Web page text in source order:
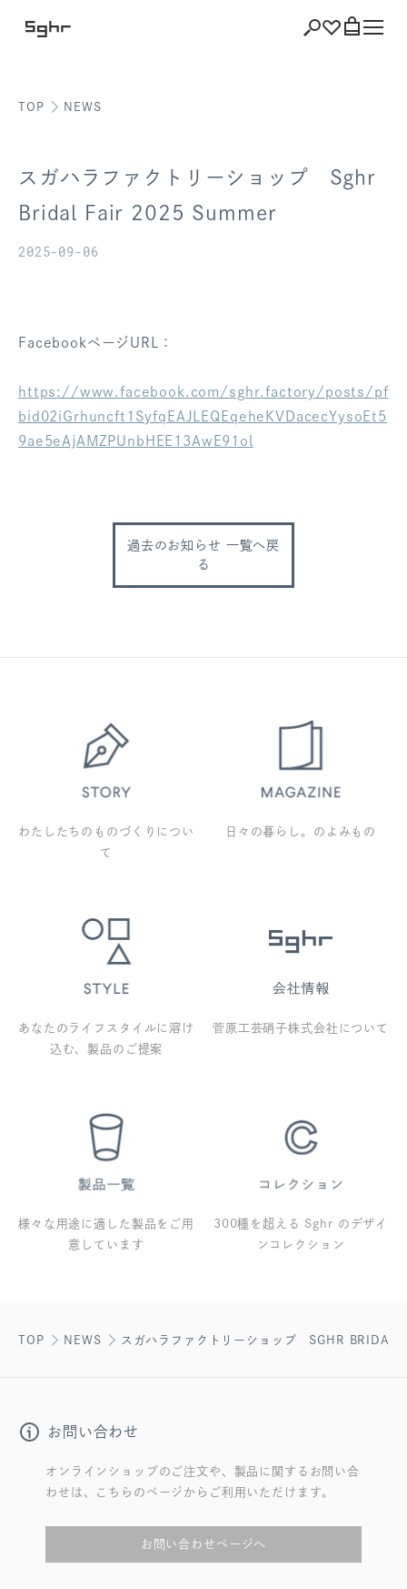
ショッピング バッグを見る
お気に入り
ログアウト
TOP NEWS
スガハラファクトリーショップ Sghr
Bridal Fair 2025 Summer
2025-09-06
FacebookページURL：
https://www.facebook.com/sghr.factory/posts/pf
bid02iGrhuncft1SyfqEAJLEQEqeheKVDacecYysoEt5
9ae5eAjAMZPUnbHEE13AwE91ol
過去のお知らせ 一覧へ戻
る
わたしたちのものづくりについ
て
日々の暮らし。のよみもの
あなたのライフスタイルに溶け
込む、製品のご提案
菅原工芸硝子株式会社について
様々な用途に適した製品をご用
意しています
300種を超える Sghr のデザイ
ンコレクション
TOP NEWS スガハラファクトリーショップ SGHR BRIDAL
お問い合わせ
オンラインショップのご注文や、製品に関するお問い合
わせは、こちらのページからご利用いただけます。
お問い合わせページへ